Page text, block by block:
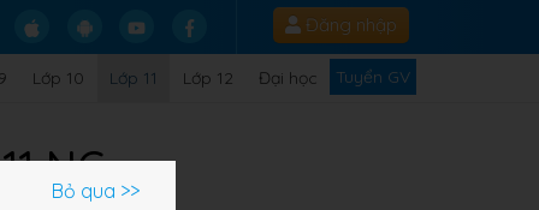
Đăng nhập
Lớp 10 Lớp 11 Lớp 12 Đại học Tuyển GV
NC
Bỏ qua >>